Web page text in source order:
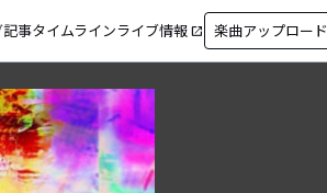
記事タイムラインライブ情報 open_in_new 楽曲アップロード